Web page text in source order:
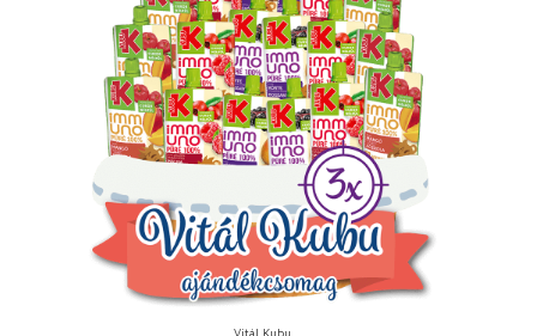
Vitál Kubu